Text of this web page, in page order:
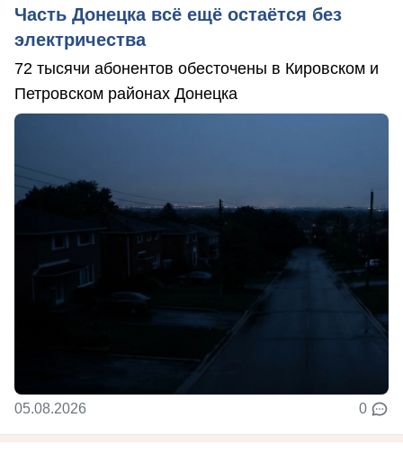
Часть Донецка всё ещё остаётся без
электричества
72 тысячи абонентов обесточены в Кировском и
Петровском районах Донецка
05.08.2026 0